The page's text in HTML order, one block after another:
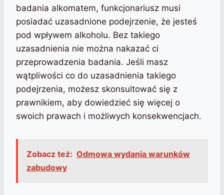
badania alkomatem, funkcjonariusz musi
posiadać uzasadnione podejrzenie, że jesteś
pod wpływem alkoholu. Bez takiego
uzasadnienia nie można nakazać ci
przeprowadzenia badania. Jeśli masz
wątpliwości co do uzasadnienia takiego
podejrzenia, możesz skonsultować się z
prawnikiem, aby dowiedzieć się więcej o
swoich prawach i możliwych konsekwencjach.
Zobacz też: Odmowa wydania warunków
zabudowy